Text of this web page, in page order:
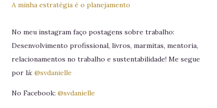
A minha estratégia é o planejamento
No meu instagram faço postagens sobre trabalho:
Desenvolvimento profissional, livros, marmitas, mentoria,
relacionamentos no trabalho e sustentabilidade! Me segue
por lá: @svdanielle
No Facebook: @svdanielle